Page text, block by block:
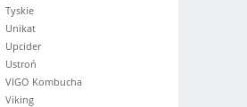
Tyskie
Unikat
Upcider
Ustroń
VIGO Kombucha
Viking